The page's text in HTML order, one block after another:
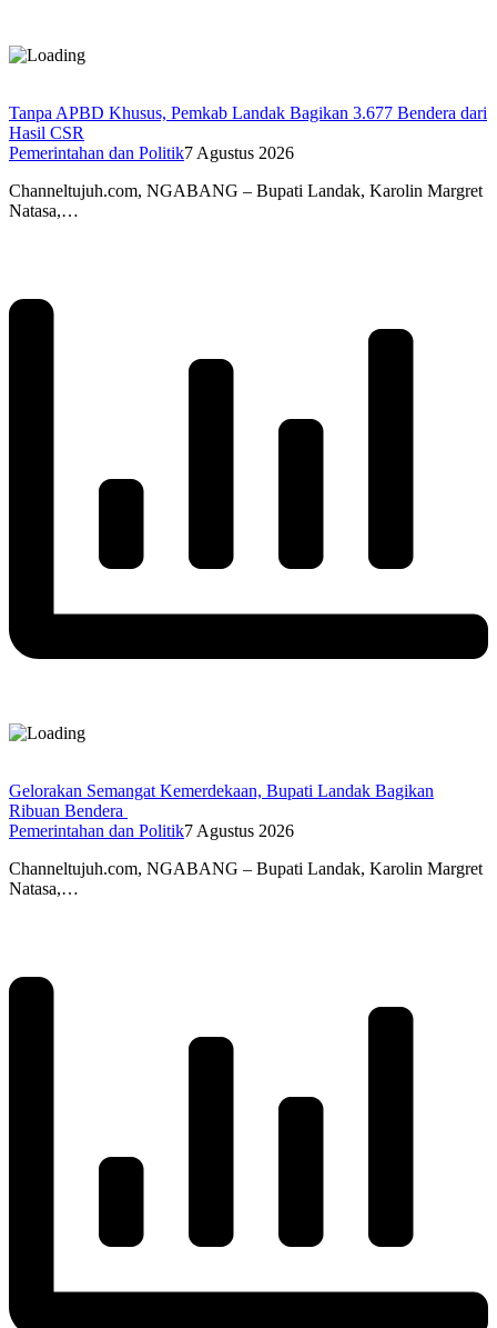
Tanpa APBD Khusus, Pemkab Landak Bagikan 3.677 Bendera dari
Hasil CSR
Pemerintahan dan Politik7 Agustus 2026
Channeltujuh.com, NGABANG – Bupati Landak, Karolin Margret
Natasa,…
Gelorakan Semangat Kemerdekaan, Bupati Landak Bagikan
Ribuan Bendera
Pemerintahan dan Politik7 Agustus 2026
Channeltujuh.com, NGABANG – Bupati Landak, Karolin Margret
Natasa,…